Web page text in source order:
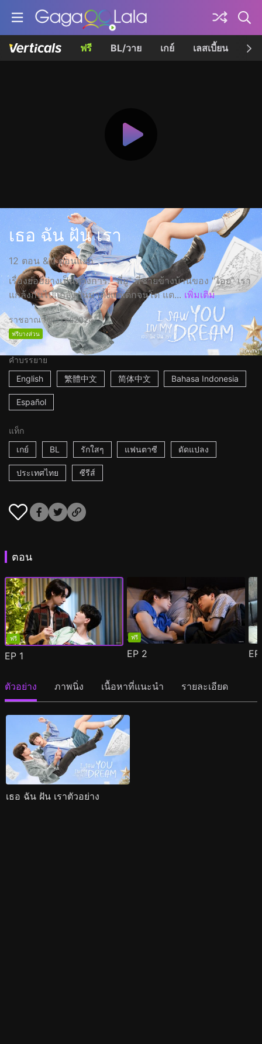
ฟรี BL/วาย เกย์ เลสเบี้ยน เค
เธอ ฉัน ฝัน เรา
12 ตอน & 1 ตอนแยก
เรื่องย่ออย่างเป็นทางการ: "พี่ยู" พี่ชายข้างบ้านของ "ไอย" เรา
แกล้งกันไปแกล้งกันมาตั้งแต่เด็กจนโต แต... เพิ่มเติม
ราชอาณาจักรไทย2024
ฟรีบางส่วน
คำบรรยาย
English
繁體中文 简体中文 Bahasa Indonesia
Español
แท็ก
เกย์
BL รักใสๆ แฟนตาซี ดัดแปลง
ประเทศไทย ซีรีส์
ตอน
ฟรี
EP 1
ฟรี
EP 2
ตัวอย่าง ภาพนิ่ง เนื้อหาที่แนะนำ รายละเอียด
เธอ ฉัน ฝัน เราตัวอย่าง